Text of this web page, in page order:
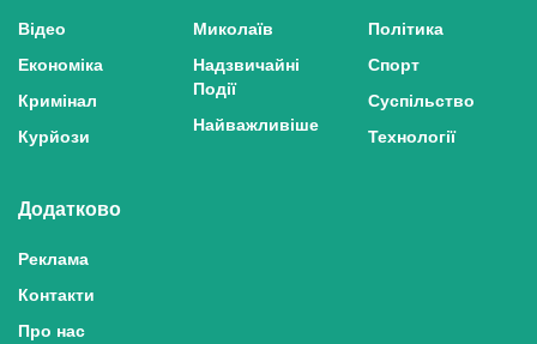
Відео
Економіка
Кримінал
Курйози
Миколаїв
Надзвичайні
Події
Найважливіше
Політика
Спорт
Суспільство
Технології
Додатково
Реклама
Контакти
Про нас